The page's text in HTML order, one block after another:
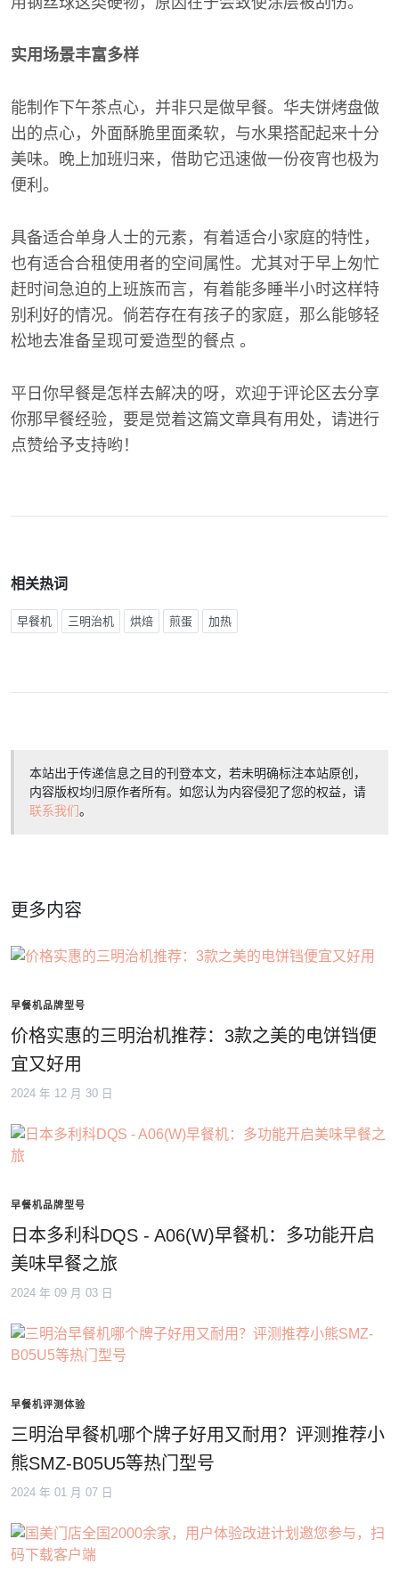
实用场景丰富多样
能制作下午茶点心，并非只是做早餐。华夫饼烤盘做
出的点心，外面酥脆里面柔软，与水果搭配起来十分
美味。晚上加班归来，借助它迅速做一份夜宵也极为
便利。
具备适合单身人士的元素，有着适合小家庭的特性，
也有适合合租使用者的空间属性。尤其对于早上匆忙
赶时间急迫的上班族而言，有着能多睡半小时这样特
别利好的情况。倘若存在有孩子的家庭，那么能够轻
松地去准备呈现可爱造型的餐点 。
平日你早餐是怎样去解决的呀，欢迎于评论区去分享
你那早餐经验，要是觉着这篇文章具有用处，请进行
点赞给予支持哟！
相关热词
早餐机 三明治机 烘焙 煎蛋 加热
本站出于传递信息之目的刊登本文，若未明确标注本站原创，
内容版权均归原作者所有。如您认为内容侵犯了您的权益，请
联系我们。
更多内容
早餐机品牌型号
价格实惠的三明治机推荐：3款之美的电饼铛便
宜又好用
2024 年 12 月 30 日
早餐机品牌型号
日本多利科DQS - A06(W)早餐机：多功能开启
美味早餐之旅
2024 年 09 月 03 日
早餐机评测体验
三明治早餐机哪个牌子好用又耐用？评测推荐小
熊SMZ-B05U5等热门型号
2024 年 01 月 07 日